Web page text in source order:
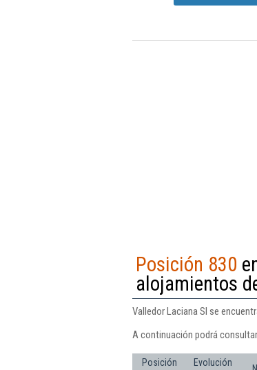
Posición 830
alojamientos
Valledor Laciana Sl se
A continuación podrá
Posición
Evolución